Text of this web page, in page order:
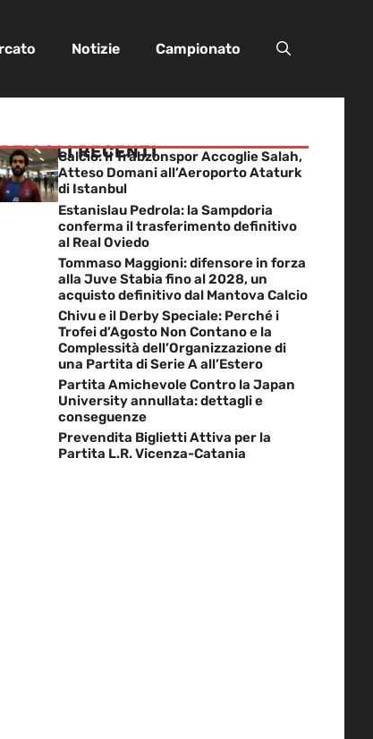
Notizie Campionato
RECENTI
Calcio: Il Trabzonspor Accoglie Salah,
Atteso Domani all’Aeroporto Ataturk
di Istanbul
Estanislau Pedrola: la Sampdoria
conferma il trasferimento definitivo
al Real Oviedo
Tommaso Maggioni: difensore in forza
alla Juve Stabia fino al 2028, un
acquisto definitivo dal Mantova Calcio
Chivu e il Derby Speciale: Perché i
Trofei d’Agosto Non Contano e la
Complessità dell’Organizzazione di
una Partita di Serie A all’Estero
Partita Amichevole Contro la Japan
University annullata: dettagli e
conseguenze
Prevendita Biglietti Attiva per la
Partita L.R. Vicenza-Catania